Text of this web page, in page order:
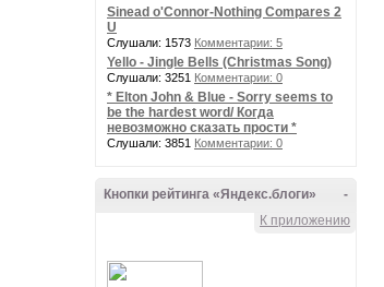
Sinead o'Connor-Nothing Compares 2
U
Слушали: 1573 Комментарии: 5
Yello - Jingle Bells (Christmas Song)
Слушали: 3251 Комментарии: 0
* Elton John & Blue - Sorry seems to
be the hardest word/ Когда
невозможно сказать прости *
Слушали: 3851 Комментарии: 0
-
Кнопки рейтинга «Яндекс.блоги»
К приложению